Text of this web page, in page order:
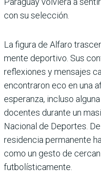
con su selección.
La figura de Alfaro
mente deportivo. Sus
reflexiones y mensajes
encontraron eco en una
esperanza, incluso
docentes durante un
Nacional de Deportes.
residen­cia permanente
como un gesto de
futbolís­ticamente.